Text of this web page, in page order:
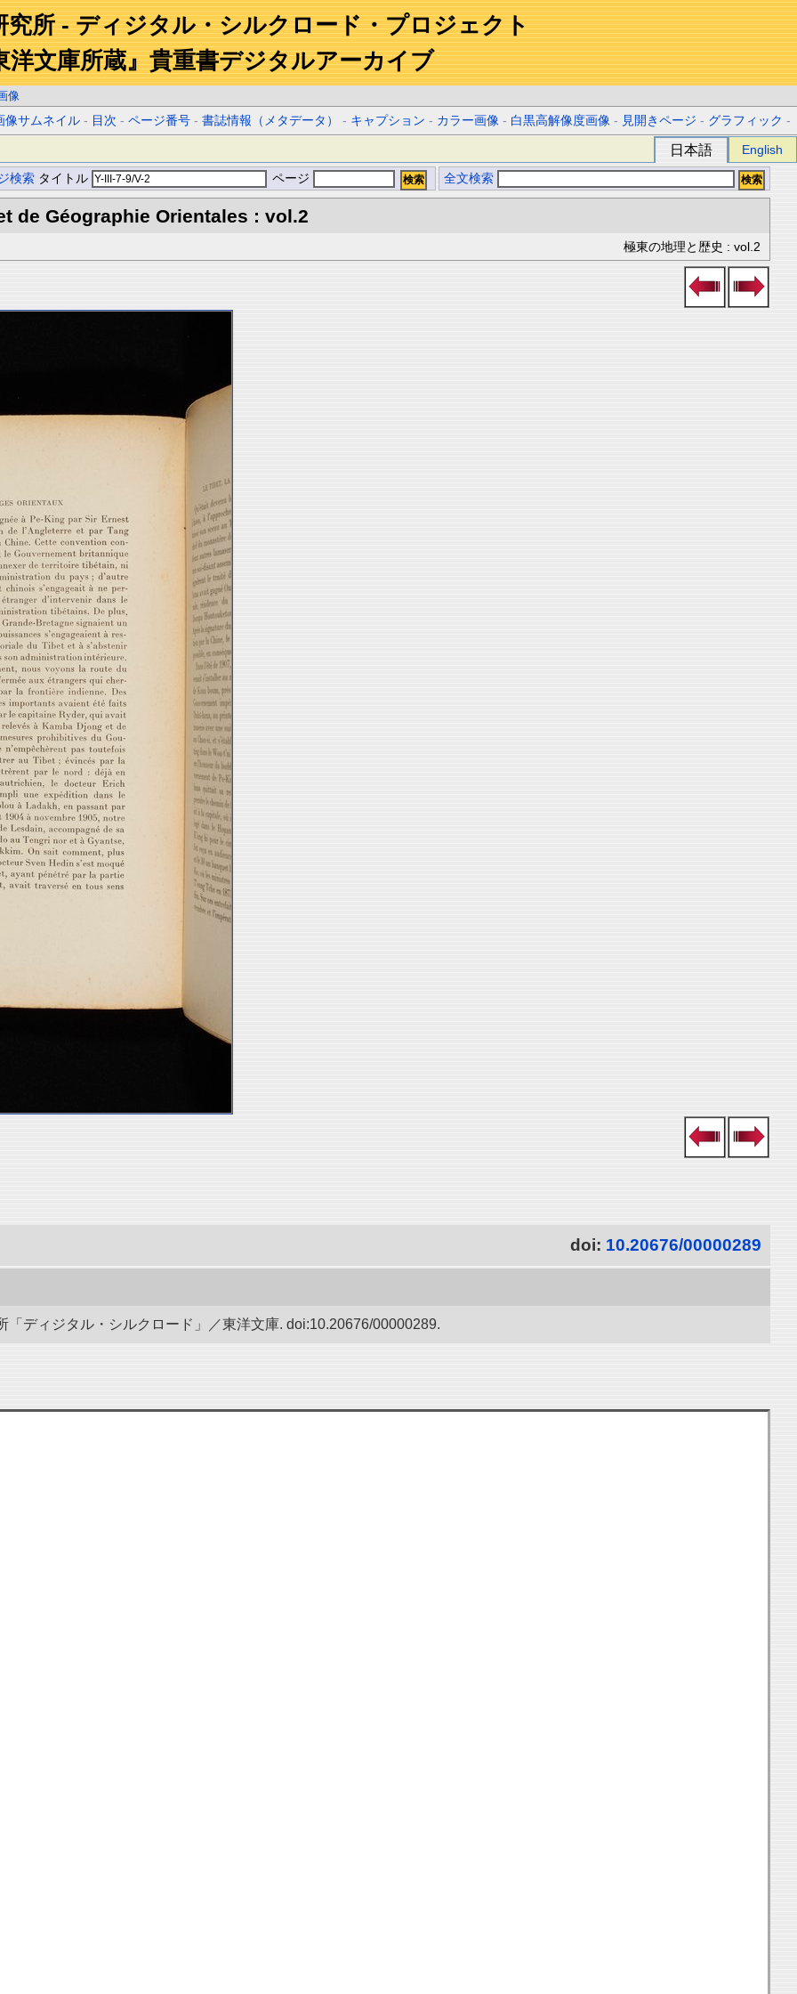
究所 - ディジタル・シルクロード・プロジェクト
洋文庫所蔵』貴重書デジタルアーカイブ
像
像サムネイル - 目次 -ページ番号 -書誌情報（メタデータ） - キャプション - カラー画像 - 白黒高解像度画像 - 見開きページ - グラフィック -
日本語 English
検索 タイトル ページ 全文検索
de Géographie Orientales : vol.2
極東の地理と歴史 : vol.2
doi: 10.20676/00000289
「ディジタル・シルクロード」／東洋文庫. doi:10.20676/00000289.